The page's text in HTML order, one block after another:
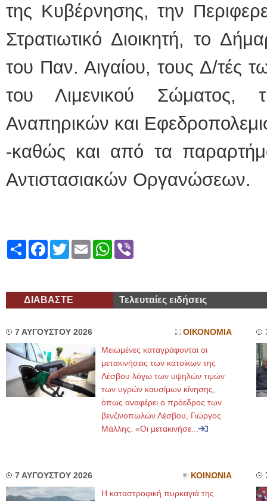
της Κυβέρνησης, την
Στρατιωτικό Διοικητή, το
του Παν. Αιγαίου, τους Δ/τές
του Λιμενικού Σώματος,
Αναπηρικών και
-καθώς και από τα
Αντιστασιακών Οργανώσεων.
ShareFacebook
TwitterEmailWhatsApp
ΔΙΑΒΑΣΤΕ Τελευταίες ειδήσεις
7 ΑΥΓΟΥΣΤΟΥ 2026 ΟΙΚΟΝΟΜΙΑ
Μειωμένες καταγράφονται οι
μετακινήσεις των κατοίκων της
Λέσβου λόγω των υψηλών τιμών
των υγρών καυσίμων κίνησης,
όπως αναφέρει ο πρόεδρος των
βενζινοπωλών Λέσβου, Γιώργος
Μάλλης. «Οι μετακινήσε...
7 ΑΥΓΟΥΣΤΟΥ 2026 ΚΟΙΝΩΝΙΑ
Η καταστροφική πυρκαγιά της